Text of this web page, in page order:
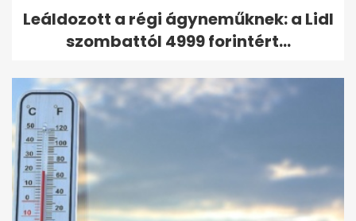
Leáldozott a régi ágyneműknek: a Lidl
szombattól 4999 forintért...